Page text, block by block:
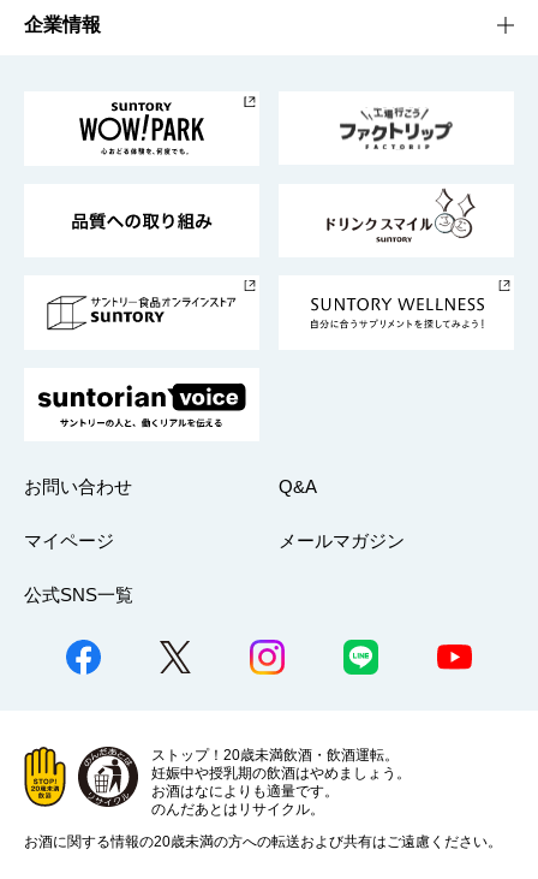
栄養成分一覧
工場見学
地域情報
サントリーホール
サントリーサンバーズ大阪
サステナビリティTOP
サントリーが考えるサステナビリティ経営
企業情報
企業概要
採用情報
お問い合わせ Q&A
マイページ メールマガジン
公式SNS一覧
ストップ！20歳未満飲酒・飲酒運転。
妊娠中や授乳期の飲酒はやめましょう。
お酒はなによりも適量です。
のんだあとはリサイクル。
お酒に関する情報の20歳未満の方への転送および共有はご遠慮ください。